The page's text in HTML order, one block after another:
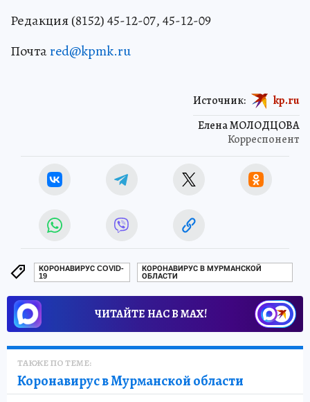
Редакция (8152) 45-12-07, 45-12-09
Почтаred@kpmk.ru
Елена МОЛОДЦОВА
Корреспонент
Источник: kp.ru
КОРОНАВИРУС COVID-
19
КОРОНАВИРУС В МУРМАНСКОЙ
ОБЛАСТИ
ЧИТАЙТЕ НАС В МАХ!
ТАКЖЕ ПО ТЕМЕ:
Коронавирус в Мурманской области